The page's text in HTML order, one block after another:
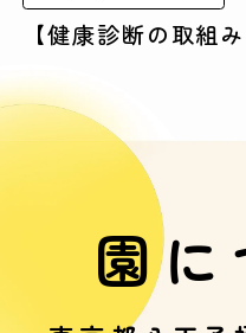
【健康診断の取組
園に